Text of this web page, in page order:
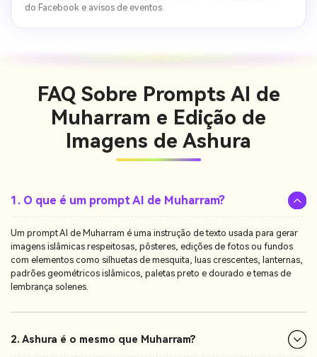
do Facebook e avisos de eventos.
FAQ Sobre Prompts AI de
Muharram e Edição de
Imagens de Ashura
1. O que é um prompt AI de Muharram?
Um prompt AI de Muharram é uma instrução de texto usada para gerar
imagens islâmicas respeitosas, pôsteres, edições de fotos ou fundos
com elementos como silhuetas de mesquita, luas crescentes, lanternas,
padrões geométricos islâmicos, paletas preto e dourado e temas de
lembrança solenes.
2. Ashura é o mesmo que Muharram?